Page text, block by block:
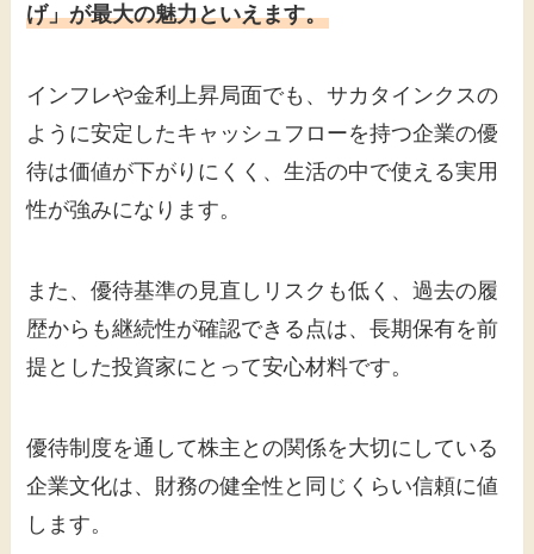
げ」が最大の魅力といえます。
インフレや金利上昇局面でも、サカタインクスの
ように安定したキャッシュフローを持つ企業の優
待は価値が下がりにくく、生活の中で使える実用
性が強みになります。
また、優待基準の見直しリスクも低く、過去の履
歴からも継続性が確認できる点は、長期保有を前
提とした投資家にとって安心材料です。
優待制度を通して株主との関係を大切にしている
企業文化は、財務の健全性と同じくらい信頼に値
します。